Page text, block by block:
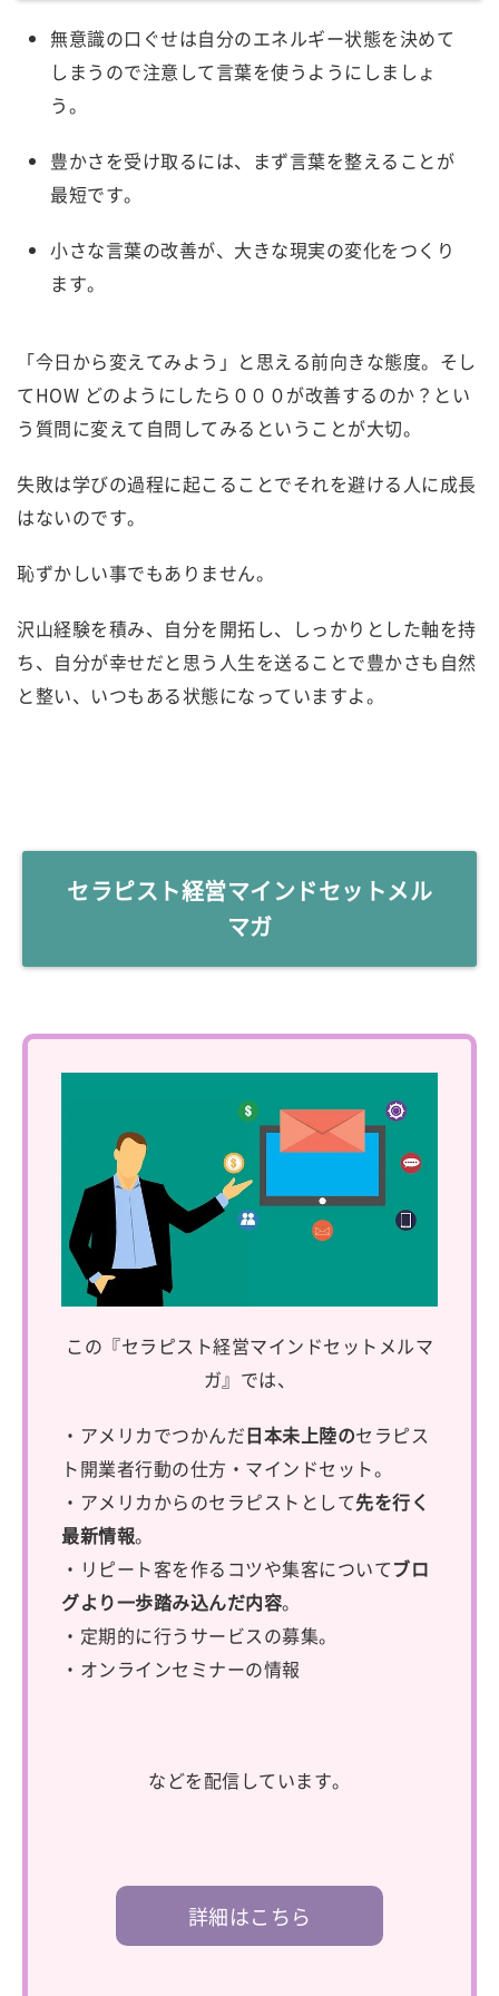
無意識の口ぐせは自分のエネルギー状態を決めて
しまうので注意して言葉を使うようにしましょ
う。
豊かさを受け取るには、まず言葉を整えることが
最短です。
小さな言葉の改善が、大きな現実の変化をつくり
ます。
「今日から変えてみよう」と思える前向きな態度。そし
てHOW どのようにしたら０００が改善するのか？とい
う質問に変えて自問してみるということが大切。
失敗は学びの過程に起こることでそれを避ける人に成長
はないのです。
恥ずかしい事でもありません。
沢山経験を積み、自分を開拓し、しっかりとした軸を持
ち、自分が幸せだと思う人生を送ることで豊かさも自然
と整い、いつもある状態になっていますよ。
セラピスト経営マインドセットメル
マガ
この『セラピスト経営マインドセットメルマ
ガ』では、
・アメリカでつかんだ日本未上陸のセラピス
ト開業者行動の仕方・マインドセット。
・アメリカからのセラピストとして先を行く
最新情報。
・リピート客を作るコツや集客についてブロ
グより一歩踏み込んだ内容。
・定期的に行うサービスの募集。
・オンラインセミナーの情報
などを配信しています。
詳細はこちら